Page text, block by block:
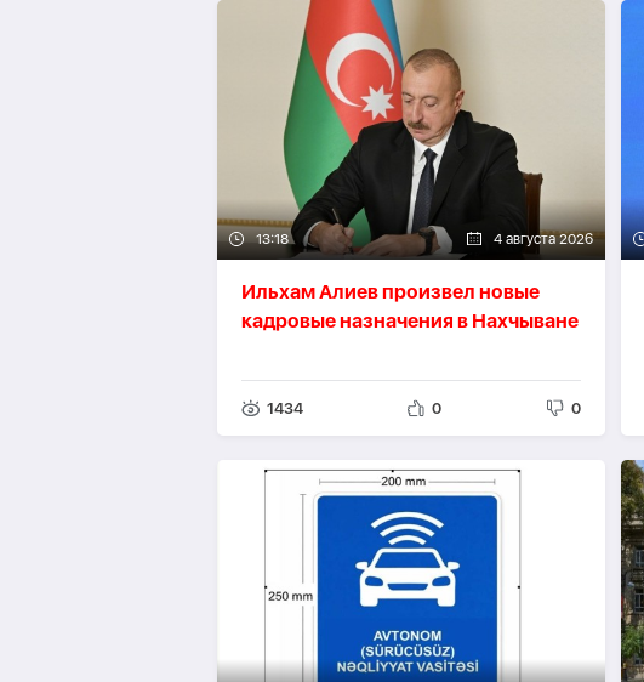
13:18 4 августа 2026
Ильхам Алиев произвел новые
кадровые назначения в Нахчыване
1434 0 0